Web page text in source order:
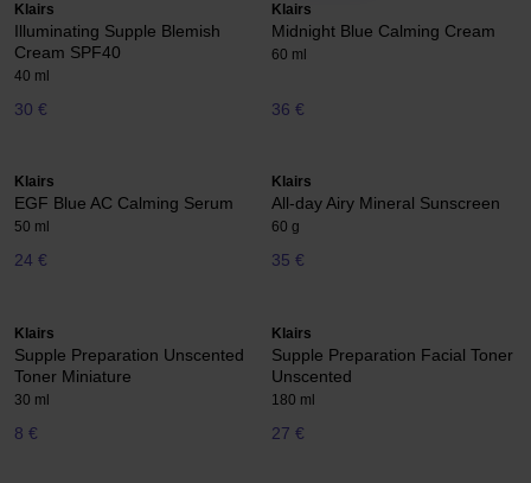
Klairs
Illuminating Supple Blemish
Cream SPF40
40 ml
30 €
Klairs
Midnight Blue Calming Cream
60 ml
36 €
Klairs
EGF Blue AC Calming Serum
50 ml
24 €
Klairs
All-day Airy Mineral Sunscreen
60 g
35 €
Klairs
Supple Preparation Unscented
Toner Miniature
30 ml
8 €
Klairs
Supple Preparation Facial Toner
Unscented
180 ml
27 €